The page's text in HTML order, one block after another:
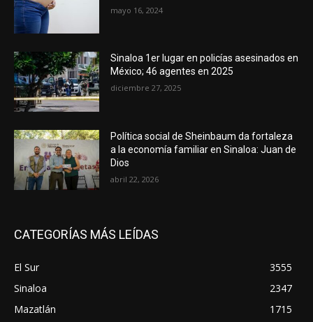
mayo 16, 2024
Sinaloa 1er lugar en policías asesinados en
México; 46 agentes en 2025
diciembre 27, 2025
Política social de Sheinbaum da fortaleza
a la economía familiar en Sinaloa: Juan de
Dios
abril 22, 2026
CATEGORÍAS MÁS LEÍDAS
El Sur
3555
Sinaloa
2347
Mazatlán
1715